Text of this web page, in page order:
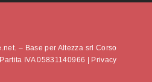
– Base per Altezza srl Corso
IVA 05831140966 |
Privacy